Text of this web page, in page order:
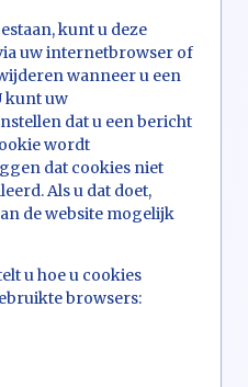
kunt u deze
uw internetbrowser of
wanneer u een
kunt uw
dat u een bericht
wordt
dat cookies niet
Als u dat doet,
de website mogelijk
u hoe u cookies
browsers: